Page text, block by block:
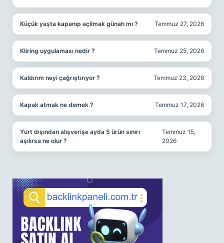
Küçük yaşta kapanıp açilmak günah mı ? Temmuz 27, 2026
Kliring uygulaması nedir ? Temmuz 25, 2026
Kaldırım neyi çağrıştırıyor ? Temmuz 23, 2026
Kapak atmak ne demek ? Temmuz 17, 2026
Yurt dışından alışverişe ayda 5 ürün sınırı
aşılırsa ne olur ?
Temmuz 15,
2026